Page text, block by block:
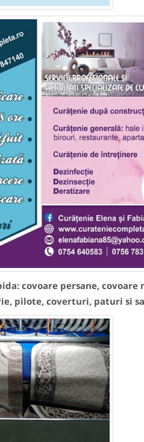
covoare persane, covoare
pilote, coverturi, paturi si